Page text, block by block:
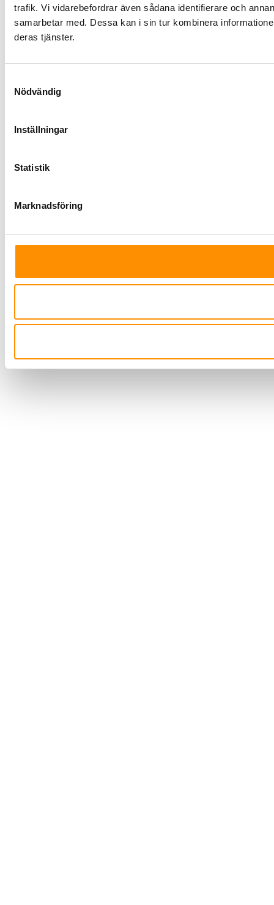
trafik. Vi vidarebefordrar även sådana identifierare och
samarbetar med. Dessa kan i sin tur kombinera
deras tjänster.
Nödvändig
Inställningar
Statistik
Marknadsföring